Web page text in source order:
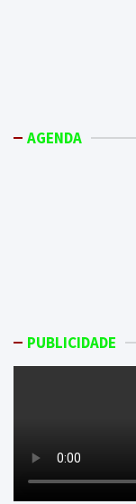
AGENDA
PUBLICIDADE